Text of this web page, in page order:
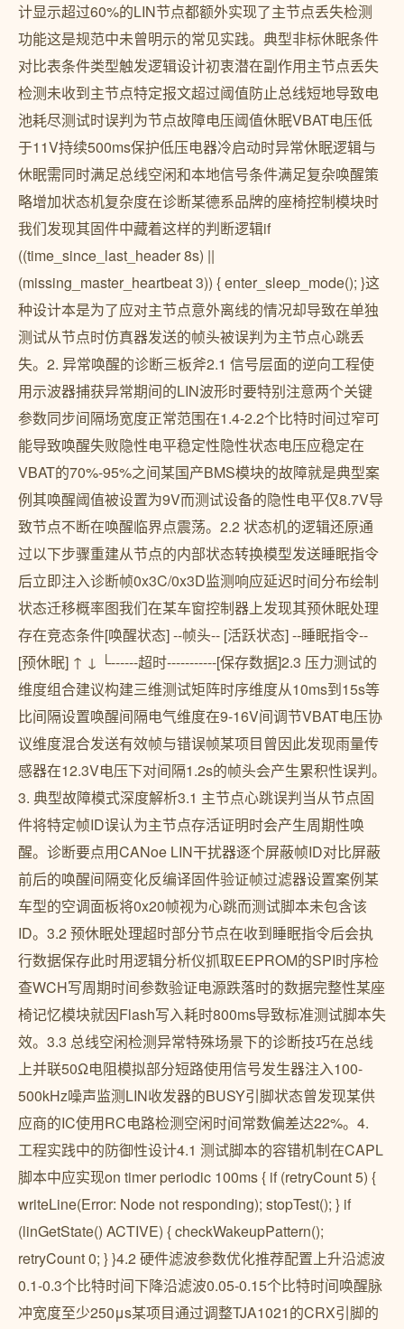
计显示超过60%的LIN节点都额外实现了主节点丢失检测
功能这是规范中未曾明示的常见实践。典型非标休眠条件
对比表条件类型触发逻辑设计初衷潜在副作用主节点丢失
检测未收到主节点特定报文超过阈值防止总线短地导致电
池耗尽测试时误判为节点故障电压阈值休眠VBAT电压低
于11V持续500ms保护低压电器冷启动时异常休眠逻辑与
休眠需同时满足总线空闲和本地信号条件满足复杂唤醒策
略增加状态机复杂度在诊断某德系品牌的座椅控制模块时
我们发现其固件中藏着这样的判断逻辑if
((time_since_last_header 8s) ||
(missing_master_heartbeat 3)) { enter_sleep_mode(); }这
种设计本是为了应对主节点意外离线的情况却导致在单独
测试从节点时仿真器发送的帧头被误判为主节点心跳丢
失。2. 异常唤醒的诊断三板斧2.1 信号层面的逆向工程使
用示波器捕获异常期间的LIN波形时要特别注意两个关键
参数同步间隔场宽度正常范围在1.4-2.2个比特时间过窄可
能导致唤醒失败隐性电平稳定性隐性状态电压应稳定在
VBAT的70%-95%之间某国产BMS模块的故障就是典型案
例其唤醒阈值被设置为9V而测试设备的隐性电平仅8.7V导
致节点不断在唤醒临界点震荡。2.2 状态机的逻辑还原通
过以下步骤重建从节点的内部状态转换模型发送睡眠指令
后立即注入诊断帧0x3C/0x3D监测响应延迟时间分布绘制
状态迁移概率图我们在某车窗控制器上发现其预休眠处理
存在竞态条件[唤醒状态] --帧头-- [活跃状态] --睡眠指令--
[预休眠] ↑ ↓ └------超时-----------[保存数据]2.3 压力测试的
维度组合建议构建三维测试矩阵时序维度从10ms到15s等
比间隔设置唤醒间隔电气维度在9-16V间调节VBAT电压协
议维度混合发送有效帧与错误帧某项目曾因此发现雨量传
感器在12.3V电压下对间隔1.2s的帧头会产生累积性误判。
3. 典型故障模式深度解析3.1 主节点心跳误判当从节点固
件将特定帧ID误认为主节点存活证明时会产生周期性唤
醒。诊断要点用CANoe LIN干扰器逐个屏蔽帧ID对比屏蔽
前后的唤醒间隔变化反编译固件验证帧过滤器设置案例某
车型的空调面板将0x20帧视为心跳而测试脚本未包含该
ID。3.2 预休眠处理超时部分节点在收到睡眠指令后会执
行数据保存此时用逻辑分析仪抓取EEPROM的SPI时序检
查WCH写周期时间参数验证电源跌落时的数据完整性某座
椅记忆模块就因Flash写入耗时800ms导致标准测试脚本失
效。3.3 总线空闲检测异常特殊场景下的诊断技巧在总线
上并联50Ω电阻模拟部分短路使用信号发生器注入100-
500kHz噪声监测LIN收发器的BUSY引脚状态曾发现某供
应商的IC使用RC电路检测空闲时间常数偏差达22%。4.
工程实践中的防御性设计4.1 测试脚本的容错机制在CAPL
脚本中应实现on timer periodic 100ms { if (retryCount 5) {
writeLine(Error: Node not responding); stopTest(); } if
(linGetState() ACTIVE) { checkWakeupPattern();
retryCount 0; } }4.2 硬件滤波参数优化推荐配置上升沿滤波
0.1-0.3个比特时间下降沿滤波0.05-0.15个比特时间唤醒脉
冲宽度至少250μs某项目通过调整TJA1021的CRX引脚的